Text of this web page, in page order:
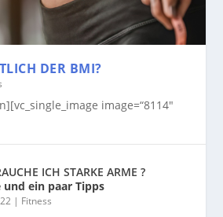
DER BMI?
image=“8114″
ICH STARKE ARME ?
und ein paar Tipps
| Fitness